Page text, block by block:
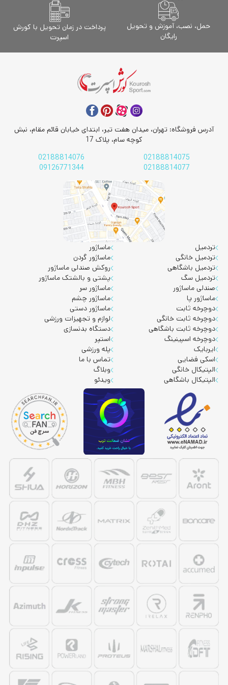
حمل، نصب، آموزش و تحویل
رایگان
پرداخت در زمان تحویل با کورش
اسپرت
آدرس فروشگاه: تهران، میدان هفت تیر، ابتدای خیابان قائم مقام، نبش
کوچه سام، پلاک 17
02188814075
02188814076
02188814077
09126771344
تردمیل
تردمیل خانگی
تردمیل باشگاهی
تردمیل سگ
صندلی ماساژور
ماساژور پا
دوچرخه ثابت
دوچرخه ثابت خانگی
دوچرخه ثابت باشگاهی
دوچرخه اسپینینگ
ایربایک
اسکی فضایی
الپتیکال خانگی
الپتیکال باشگاهی
ماساژور
ماساژور گردن
روکش صندلی ماساژور
پشتی و بالشتک ماساژور
ماساژور سر
ماساژور چشم
ماساژور دستی
لوازم و تجهیزات ورزشی
دستگاه بدنسازی
استپر
پله ورزشی
تماس با ما
وبلاگ
ویدئو